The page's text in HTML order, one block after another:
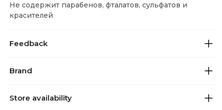
Не содержит парабенов, фталатов, сульфатов и
красителей
Feedback
Brand
Store availability